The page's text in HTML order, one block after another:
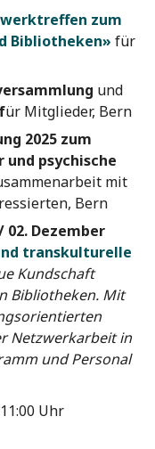
zum
Bibliotheken» für
und
ür Mitglieder, Bern
2025 zum
und psychische
mit
Bern
Dezember
transkulturelle
Kundschaft
Bibliotheken. Mit
Netzwerkarbeit in
und Personal
Uhr